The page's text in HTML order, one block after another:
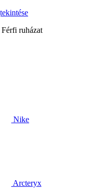
Férfi ruházat
Nike
Arcteryx